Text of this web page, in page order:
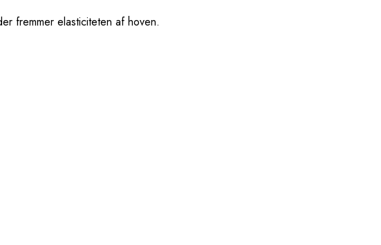
fremmer elasticiteten af hoven.